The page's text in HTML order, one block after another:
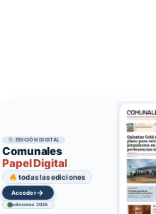
EDICIÓN DIGITAL
Comunales
Papel Digital
todas las ediciones
Acceder→
ediciones 2026